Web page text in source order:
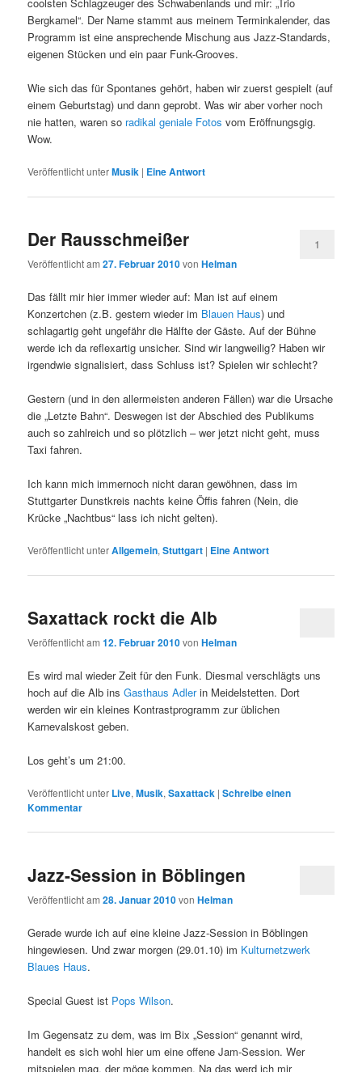
Bergkamel“. Der Name stammt aus meinem Terminkalender, das
Programm ist eine ansprechende Mischung aus Jazz-Standards,
eigenen Stücken und ein paar Funk-Grooves.
Wie sich das für Spontanes gehört, haben wir zuerst gespielt (auf
einem Geburtstag) und dann geprobt. Was wir aber vorher noch
nie hatten, waren so radikal geniale Fotos vom Eröffnungsgig.
Wow.
Veröffentlicht unterMusik | EineAntwort
Der Rausschmeißer
Veröffentlicht am27. Februar 2010vonHelman
1
Das fällt mir hier immer wieder auf: Man ist auf einem
Konzertchen (z.B. gestern wieder im Blauen Haus) und
schlagartig geht ungefähr die Hälfte der Gäste. Auf der Bühne
werde ich da reflexartig unsicher. Sind wir langweilig? Haben wir
irgendwie signalisiert, dass Schluss ist? Spielen wir schlecht?
Gestern (und in den allermeisten anderen Fällen) war die Ursache
die „Letzte Bahn“. Deswegen ist der Abschied des Publikums
auch so zahlreich und so plötzlich – wer jetzt nicht geht, muss
Taxi fahren.
Ich kann mich immernoch nicht daran gewöhnen, dass im
Stuttgarter Dunstkreis nachts keine Öffis fahren (Nein, die
Krücke „Nachtbus“ lass ich nicht gelten).
Veröffentlicht unterAllgemein,Stuttgart | EineAntwort
Saxattack rockt die Alb
Veröffentlicht am12. Februar 2010vonHelman
Es wird mal wieder Zeit für den Funk. Diesmal verschlägts uns
hoch auf die Alb insGasthaus Adlerin Meidelstetten. Dort
werden wir ein kleines Kontrastprogramm zur üblichen
Karnevalskost geben.
Los geht’s um 21:00.
Veröffentlicht unter Live,Musik,Saxattack |Schreibe einen
Kommentar
Jazz-Session in Böblingen
Veröffentlicht am28. Januar 2010vonHelman
Gerade wurde ich auf eine kleine Jazz-Session in Böblingen
hingewiesen. Und zwar morgen (29.01.10) im Kulturnetzwerk
Blaues Haus.
Special Guest ist Pops Wilson.
Im Gegensatz zu dem, was im Bix „Session“ genannt wird,
handelt es sich wohl hier um eine offene Jam-Session. Wer
mitspielen mag, der möge kommen. Na das werd ich mir